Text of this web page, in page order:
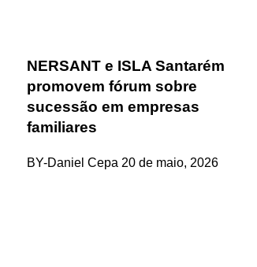
NERSANT e ISLA Santarém
promovem fórum sobre
sucessão em empresas
familiares
BY-Daniel Cepa 20 de maio, 2026